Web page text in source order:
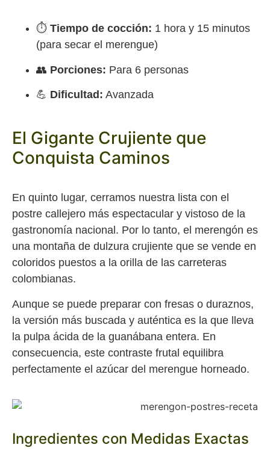
⏱️ Tiempo de cocción: 1 hora y 15 minutos
(para secar el merengue)
👥 Porciones: Para 6 personas
💪 Dificultad: Avanzada
El Gigante Crujiente que
Conquista Caminos
En quinto lugar, cerramos nuestra lista con el
postre callejero más espectacular y vistoso de la
gastronomía nacional. Por lo tanto, el merengón es
una montaña de dulzura crujiente que se vende en
coloridos puestos a la orilla de las carreteras
colombianas.
Aunque se puede preparar con fresas o duraznos,
la versión más buscada y auténtica es la que lleva
la pulpa ácida de la guanábana entera. En
consecuencia, este contraste frutal equilibra
perfectamente el azúcar del merengue horneado.
Ingredientes con Medidas Exactas